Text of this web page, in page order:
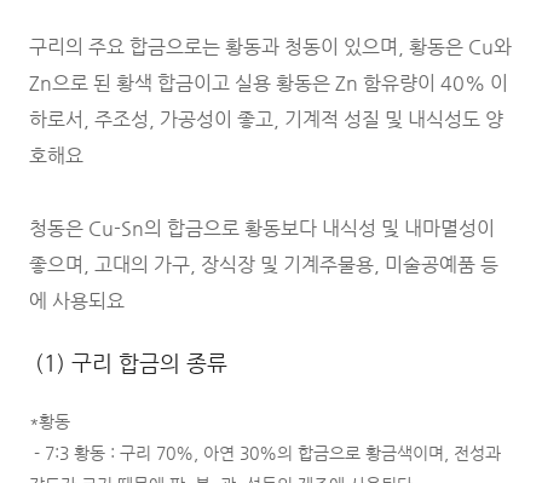
구리의 주요 합금으로는 황동과 청동이 있으며, 황동은 Cu와
Zn으로 된 황색 합금이고 실용 황동은 Zn 함유량이 40% 이
하로서, 주조성, 가공성이 좋고, 기계적 성질 및 내식성도 양
호해요
청동은 Cu-Sn의 합금으로 황동보다 내식성 및 내마멸성이
좋으며, 고대의 가구, 장식장 및 기계주물용, 미술공예품 등
에 사용되요
(1) 구리 합금의 종류
*황동
- 7:3 황동 : 구리 70%, 아연 30%의 합금으로 황금색이며, 전성과